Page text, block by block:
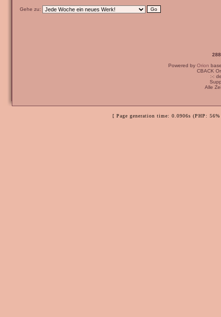
Gehe zu:
Powered by Orion
CBACK
:-:
Alle
[ Page generation time: 0.0906s (PHP: